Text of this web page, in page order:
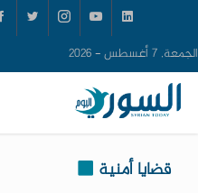
الجمعة, 7 أغسطس - 2026
قضايا أمنية